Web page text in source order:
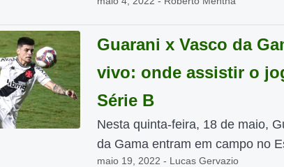
Guarani x Vasco da
vivo: onde assistir o
Série B
Nesta quinta-feira, 18 de maio,
da Gama entram em campo no
maio 19, 2022 - Lucas Gervazio